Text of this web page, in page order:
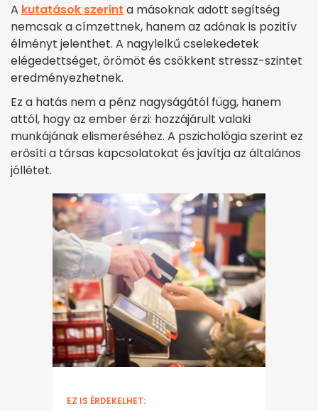
A kutatások szerint a másoknak adott segítség
nemcsak a címzettnek, hanem az adónak is pozitív
élményt jelenthet. A nagylelkű cselekedetek
elégedettséget, örömöt és csökkent stressz-szintet
eredményezhetnek.
Ez a hatás nem a pénz nagyságától függ, hanem
attól, hogy az ember érzi: hozzájárult valaki
munkájának elismeréséhez. A pszichológia szerint ez
erősíti a társas kapcsolatokat és javítja az általános
jóllétet.
EZ IS ÉRDEKELHET: